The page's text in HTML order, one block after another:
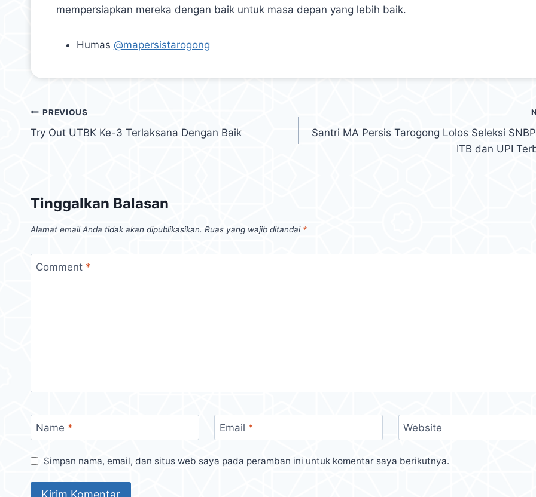
mempersiapkan mereka dengan baik untuk masa depan yang lebih baik.
Humas @mapersistarogong
PREVIOUS
Try Out UTBK Ke-3 Terlaksana Dengan Baik
Santri MA Persis Tarogong Lolos Seleksi
ITB dan UPI
Tinggalkan Balasan
Alamat email Anda tidak akan dipublikasikan. Ruas yang wajib ditandai *
Comment *
Name * Email * Website
Simpan nama, email, dan situs web saya pada peramban ini untuk komentar saya berikutnya.